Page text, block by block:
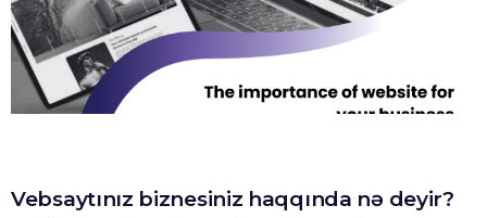
Vebsaytınız biznesiniz haqqında nə deyir?